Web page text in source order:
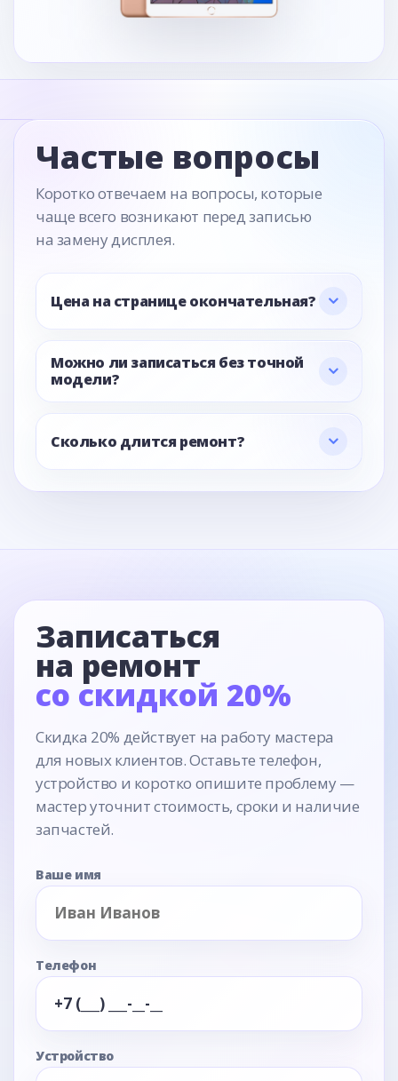
Частые вопросы
Коротко отвечаем на вопросы, которые
чаще всего возникают перед записью
на замену дисплея.
Цена на странице окончательная?
Можно ли записаться без точной
модели?
Сколько длится ремонт?
Записаться
на ремонт
со скидкой 20%
Скидка 20% действует на работу мастера
для новых клиентов. Оставьте телефон,
устройство и коротко опишите проблему —
мастер уточнит стоимость, сроки и наличие
запчастей.
Ваше имя
Телефон
Устройство